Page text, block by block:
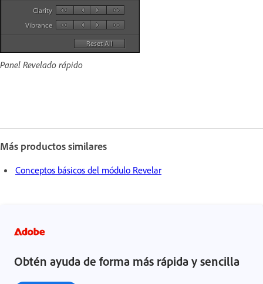
Panel Revelado rápido
Más productos similares
Conceptos básicos del módulo Revelar
Obtén ayuda de forma más rápida y sencilla